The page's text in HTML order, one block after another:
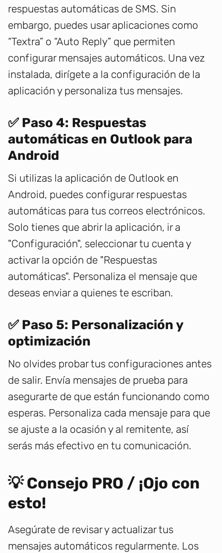
respuestas automáticas de SMS. Sin
embargo, puedes usar aplicaciones como
“Textra” o “Auto Reply” que permiten
configurar mensajes automáticos. Una vez
instalada, dirígete a la configuración de la
aplicación y personaliza tus mensajes.
✅ Paso 4: Respuestas
automáticas en Outlook para
Android
Si utilizas la aplicación de Outlook en
Android, puedes configurar respuestas
automáticas para tus correos electrónicos.
Solo tienes que abrir la aplicación, ir a
"Configuración", seleccionar tu cuenta y
activar la opción de "Respuestas
automáticas". Personaliza el mensaje que
deseas enviar a quienes te escriban.
✅ Paso 5: Personalización y
optimización
No olvides probar tus configuraciones antes
de salir. Envía mensajes de prueba para
asegurarte de que están funcionando como
esperas. Personaliza cada mensaje para que
se ajuste a la ocasión y al remitente, así
serás más efectivo en tu comunicación.
💡 Consejo PRO / ¡Ojo con
esto!
Asegúrate de revisar y actualizar tus
mensajes automáticos regularmente. Los